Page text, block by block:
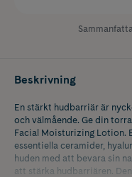
Beskrivning
En stärkt hudbarriär är
och välmående. Ge din
Facial Moisturizing Lotion.
essentiella ceramider,
huden med att bevara sin
att stärka hudbarriären.